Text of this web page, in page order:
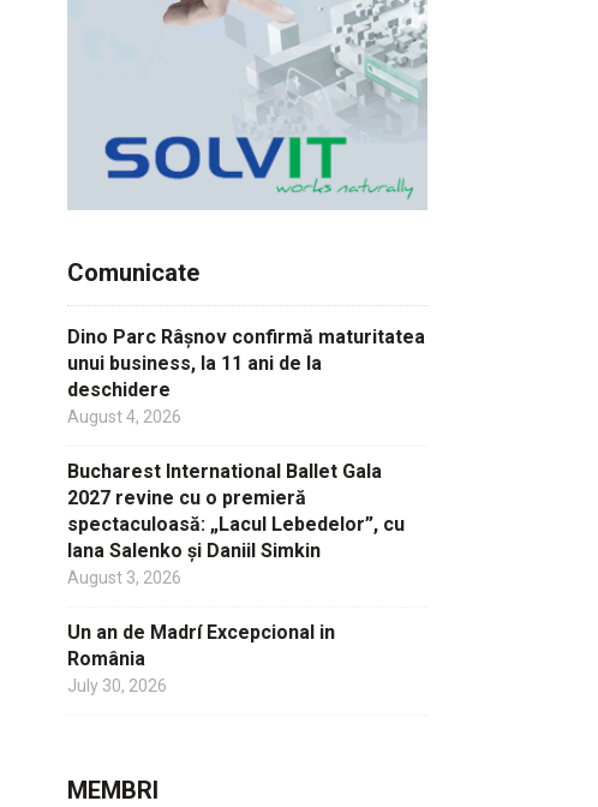
Comunicate
Dino Parc Râșnov confirmă maturitatea
unui business, la 11 ani de la
deschidere
August 4, 2026
Bucharest International Ballet Gala
2027 revine cu o premieră
spectaculoasă: „Lacul Lebedelor”, cu
Iana Salenko și Daniil Simkin
August 3, 2026
Un an de Madrí Excepcional in
România
July 30, 2026
MEMBRI